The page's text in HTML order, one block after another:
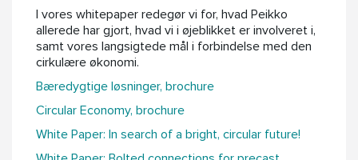
I vores whitepaper redegør vi for, hvad Peikko
allerede har gjort, hvad vi i øjeblikket er involveret i,
samt vores langsigtede mål i forbindelse med den
cirkulære økonomi.
Bæredygtige løsninger, brochure
Circular Economy, brochure
White Paper: In search of a bright, circular future!